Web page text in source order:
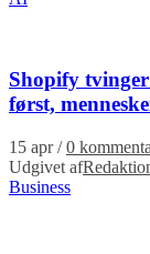
Shopify
først,
15 apr / 0
Udgivet af
Business